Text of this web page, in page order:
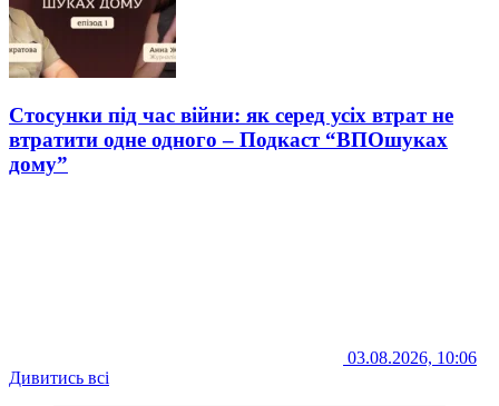
Стосунки під час війни: як серед усіх втрат не
втратити одне одного – Подкаст “ВПОшуках
дому”
03.08.2026, 10:06
Дивитись всі